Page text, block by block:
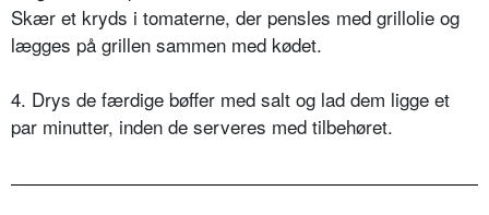
Skær et kryds i tomaterne, der pensles med grillolie og
lægges på grillen sammen med kødet.
4. Drys de færdige bøffer med salt og lad dem ligge et
par minutter, inden de serveres med tilbehøret.